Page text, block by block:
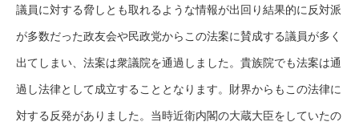
議員に対する脅しとも取れるような情報が出回り結果的に反対派
が多数だった政友会や民政党からこの法案に賛成する議員が多く
出てしまい、法案は衆議院を通過しました。貴族院でも法案は通
過し法律として成立することとなります。財界からもこの法律に
対する反発がありました。当時近衛内閣の大蔵大臣をしていたの